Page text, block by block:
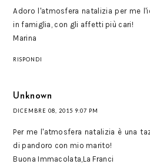
Adoro l'atmosfera natalizia per me
in famiglia, con gli affetti più cari!
Marina
RISPONDI
Unknown
DICEMBRE 08, 2015 9:07 PM
Per me l'atmosfera natalizia è una
di pandoro con mio marito!
Buona Immacolata,La Franci